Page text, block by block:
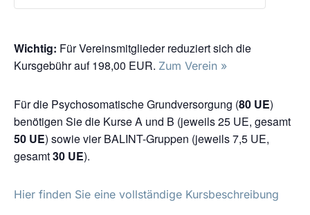
Düsseldorf
14.02.2027
Wichtig: Für Vereinsmitglieder reduziert sich die
Kursgebühr auf 198,00 EUR. Zum Verein »
Für die Psychosomatische Grundversorgung (80 UE)
benötigen Sie die Kurse A und B (jeweils 25 UE, gesamt
50 UE) sowie vier BALINT-Gruppen (jeweils 7,5 UE,
gesamt30 UE).
Hier finden Sie eine vollständige Kursbeschreibung